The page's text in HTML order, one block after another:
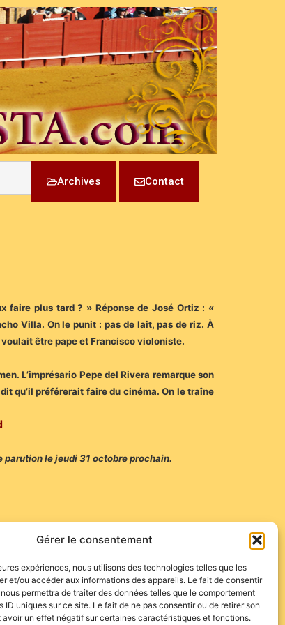
Gérer le consentement
expériences, nous utilisons des technologies telles que les
et/ou accéder aux informations des appareils. Le fait de consentir
permettra de traiter des données telles que le comportement
ID uniques sur ce site. Le fait de ne pas consentir ou de retirer son
un effet négatif sur certaines caractéristiques et fonctions.
Archives Contact
faire plus tard ? » Réponse de José Ortiz : «
Villa. On le punit : pas de lait, pas de riz. À
être pape et Francisco violoniste.
L’imprésario Pepe del Rivera remarque son
qu’il préférerait faire du cinéma. On le traîne
parution le jeudi 31 octobre prochain.